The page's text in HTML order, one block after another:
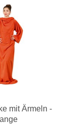
mit Ärmeln -